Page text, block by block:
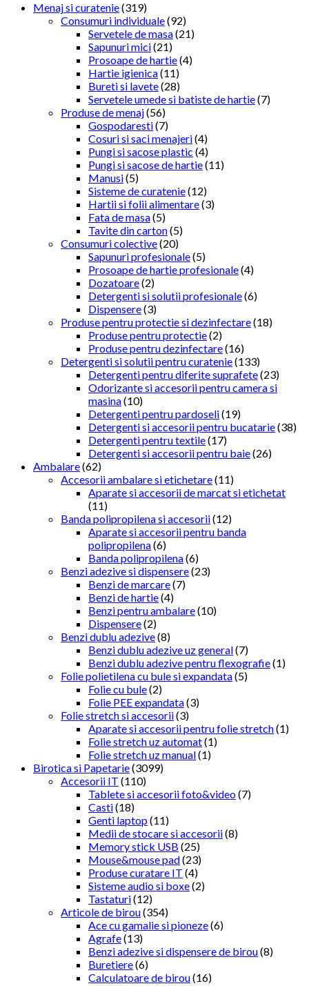
Menaj si curatenie(319)
Consumuri individuale(92)
Servetele de masa(21)
Sapunuri mici(21)
Prosoape de hartie(4)
Hartie igienica(11)
Bureti si lavete(28)
Servetele umede si batiste de hartie(7)
Produse de menaj(56)
Gospodaresti(7)
Cosuri si saci menajeri(4)
Pungi si sacose plastic (4)
Pungi si sacose de hartie(11)
Manusi(5)
Sisteme de curatenie(12)
Hartii si folii alimentare(3)
Fata de masa(5)
Tavite din carton(5)
Consumuri colective(20)
Sapunuri profesionale(5)
Prosoape de hartie profesionale(4)
Dozatoare(2)
Detergenti si solutii profesionale(6)
Dispensere(3)
Produse pentru protectie si dezinfectare(18)
Produse pentru protectie(2)
Produse pentru dezinfectare(16)
Detergenti si solutii pentru curatenie(133)
Detergenti pentru diferite suprafete(23)
Odorizante si accesorii pentru camera si
masina(10)
Detergenti pentru pardoseli(19)
Detergenti si accesorii pentru bucatarie(38)
Detergenti pentru textile(17)
Detergenti si accesorii pentru baie(26)
Ambalare(62)
Accesorii ambalare si etichetare(11)
Aparate si accesorii de marcat si etichetat
(11)
Banda polipropilena si accesorii(12)
Aparate si accesorii pentru banda
polipropilena(6)
Banda polipropilena(6)
Benzi adezive si dispensere(23)
Benzi de marcare(7)
Benzi de hartie(4)
Benzi pentru ambalare(10)
Dispensere(2)
Benzi dublu adezive(8)
Benzi dublu adezive uz general(7)
Benzi dublu adezive pentru flexografie(1)
Folie polietilena cu bule si expandata(5)
Folie cu bule(2)
Folie PEE expandata(3)
Folie stretch si accesorii(3)
Aparate si accesorii pentru folie stretch(1)
Folie stretch uz automat(1)
Folie stretch uz manual(1)
Birotica si Papetarie(3099)
Accesorii IT (110)
Tablete si accesorii foto&video(7)
Casti(18)
Genti laptop(11)
Medii de stocare si accesorii(8)
Memory stick USB (25)
Mouse&mouse pad(23)
Produse curatare IT (4)
Sisteme audio si boxe(2)
Tastaturi(12)
Articole de birou(354)
Ace cu gamalie si pioneze(6)
Agrafe(13)
Benzi adezive si dispensere de birou(8)
Buretiere(6)
Calculatoare de birou(16)